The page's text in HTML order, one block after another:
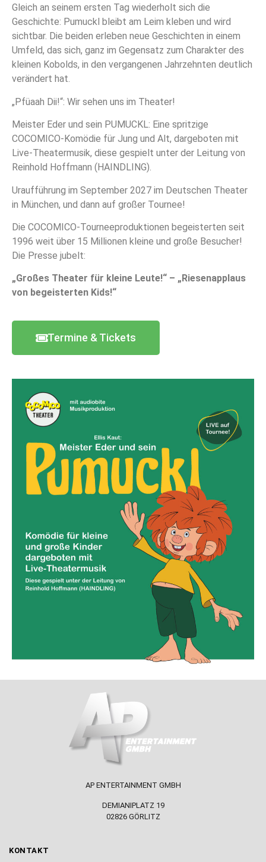
Gleich an seinem ersten Tag wiederholt sich die
Geschichte: Pumuckl bleibt am Leim kleben und wird
sichtbar. Die beiden erleben neue Geschichten in einem
Umfeld, das sich, ganz im Gegensatz zum Charakter des
kleinen Kobolds, in den vergangenen Jahrzehnten deutlich
verändert hat.
„Pfüaah Dii!“: Wir sehen uns im Theater!
Meister Eder und sein PUMUCKL: Eine spritzige
COCOMICO-Komödie für Jung und Alt, dargeboten mit
Live-Theatermusik, diese gespielt unter der Leitung von
Reinhold Hoffmann (HAINDLING).
Uraufführung im September 2027 im Deutschen Theater
in München, und dann auf großer Tournee!
Die COCOMICO-Tourneeproduktionen begeisterten seit
1996 weit über 15 Millionen kleine und große Besucher!
Die Presse jubelt:
„Großes Theater für kleine Leute!“ – „Riesenapplaus
von begeisterten Kids!“
Termine & Tickets
AP ENTERTAINMENT GMBH
DEMIANIPLATZ 19
02826 GÖRLITZ
KONTAKT